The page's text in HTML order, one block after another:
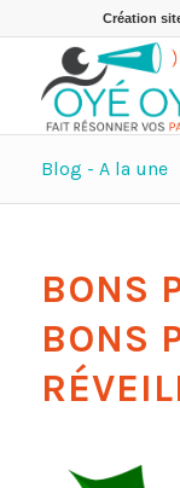
Création
Blog - A la une
BONS
BONS